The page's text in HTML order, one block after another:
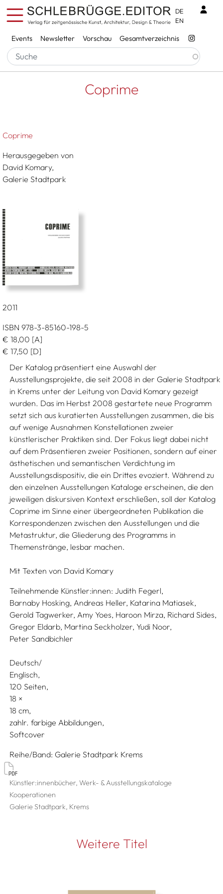
Direkt zum Inhalt
Services
Events Newsletter Vorschau Gesamtverzeichnis
DE
EN
Pfadnavigation
Startseite Coprime
Coprime
Coprime
Herausgegeben von
David Komary,
Galerie Stadtpark
2011
ISBN 978-3-85160-198-5
€ 18,00 [A]
€ 17,50 [D]
Der Katalog präsentiert eine Auswahl der
Ausstellungsprojekte, die seit 2008 in der Galerie Stadtpark
in Krems unter der Leitung von David Komary gezeigt
wurden. Das im Herbst 2008 gestartete neue Programm
setzt sich aus kuratierten Ausstellungen zusammen, die bis
auf wenige Ausnahmen Konstellationen zweier
künstlerischer Praktiken sind. Der Fokus liegt dabei nicht
auf dem Präsentieren zweier Positionen, sondern auf einer
ästhetischen und semantischen Verdichtung im
Ausstellungsdispositiv, die ein Drittes evoziert. Während zu
den einzelnen Ausstellungen Kataloge erscheinen, die den
jeweiligen diskursiven Kontext erschließen, soll der Katalog
Coprime im Sinne einer übergeordneten Publikation die
Korrespondenzen zwischen den Ausstellungen und die
Metastruktur, die Gliederung des Programms in
Themenstränge, lesbar machen.
Mit Texten von David Komary
Teilnehmende Künstler:innen: Judith Fegerl,
Barnaby Hosking, Andreas Heller, Katarina Matiasek,
Gerold Tagwerker, Amy Yoes, Haroon Mirza, Richard Sides,
Gregor Eldarb, Martina Seckholzer, Yudi Noor,
Peter Sandbichler
Deutsch/
Englisch
120 Seiten,
18
18
zahlr. farbige Abbildungen
Softcover
Reihe/Band Galerie Stadtpark Krems
Künstler:innenbücher, Werk- & Ausstellungskataloge
Kooperationen
Galerie Stadtpark, Krems
Weitere Titel